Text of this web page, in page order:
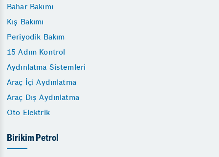
Bahar Bakımı
Kış Bakımı
Periyodik Bakım
15 Adım Kontrol
Aydınlatma Sistemleri
Araç İçi Aydınlatma
Araç Dış Aydınlatma
Oto Elektrik
Birikim Petrol